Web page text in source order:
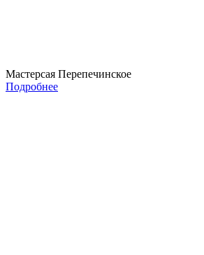
Мастерсая Перепечинское
Подробнее